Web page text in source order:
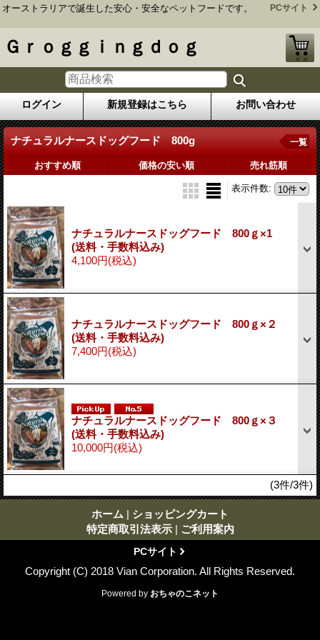
オーストラリアで誕生した安心・安全なペットフードです。 PCサイト
Ｇｒｏｇｇｉｎｇｄｏｇ
ログイン 新規登録はこちら お問い合わせ
ナチュラルナースドッグフード 800g 一覧
おすすめ順 価格の安い順 売れ筋順
表示件数:
ナチュラルナースドッグフード 800ｇ×1
(送料・手数料込み)
4,100円(税込)
ナチュラルナースドッグフード 800ｇ×２
(送料・手数料込み)
7,400円(税込)
ナチュラルナースドッグフード 800ｇ×３
(送料・手数料込み)
10,000円(税込)
(3件/3件)
ホーム | ショッピングカート
特定商取引法表示 | ご利用案内
PCサイト
Copyright (C) 2018 Vian Corporation. All Rights Reserved.
Powered by おちゃのこネット